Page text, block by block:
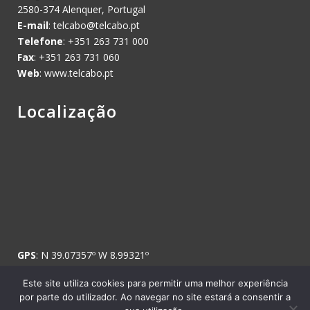
2580-374 Alenquer, Portugal
E-mail:telcabo@telcabo.pt
Telefone: +351 263 731 000
Fax: +351 263 731 060
Web: www.telcabo.pt
Localização
GPS: N 39.07357º W 8.99321º
Este site utiliza cookies para permitir uma melhor experiência
por parte do utilizador. Ao navegar no site estará a consentir a